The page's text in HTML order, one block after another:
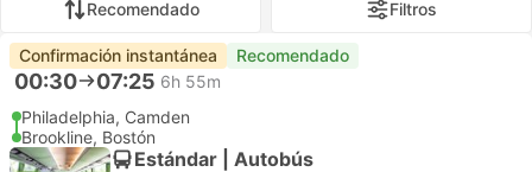
Recomendado Filtros
Confirmación instantánea Recomendado
00:30 07:25 6h 55m
Philadelphia, Camden
Brookline, Bostón
Estándar | Autobús